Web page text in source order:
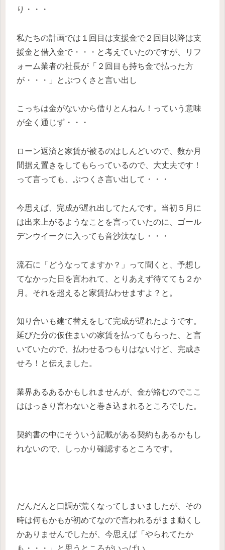
り・・・
私たちの計画では１回目は支援金で２回目以降は支
援金と借入金で・・・と考えていたのですが、リフ
ォーム業者の社長が「２回目も持ち金で払った方
が・・・」とぶつくさと言い出し
こっちは金がないから借りとんねん！っていう意味
が全く通じず・・・
ローン返済と家賃が被るのはしんどいので、数か月
間据え置きをしてもらっているので、大丈夫です！
って言っても、ぶつくさ言い出して・・・
今思えば、完成が遅れ出してたんです。当初５月に
は出来上がるようなことを言っていたのに、ゴール
デンウイークに入っても音沙汰なし・・・
流石に「どうなってますか？」って聞くと、予想し
てなかった日を言われて、とりあえず待てても２か
月。それを超えると家賃払わせますよ？と。
知り合いも建て替えをして完成が遅れたようです。
延びた分の仮住まいの家賃を払ってもらった、と言
いていたので、払わせるつもりはないけど、完成さ
せろ！と伝えました。
業界あるあるかもしれませんが、金が絡むのでここ
ははっきり言わないと巻き込まれるところでした。
契約書の中にそういう記載がある契約もあるかもし
れないので、しっかり確認するところです。
だんだんと口調が荒くなってしまいましたが、その
時は何もかもが初めてなので言われるがまま動くし
かありませんでしたが、今思えば「やられてたか
も・・・」と思うところがいっぱい。